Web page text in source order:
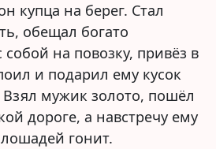
купца на берег. Стал
обещал богато
на повозку, привёз в
и подарил ему кусок
Взял мужик золото, пошёл
дороге, а навстречу ему
гонит.